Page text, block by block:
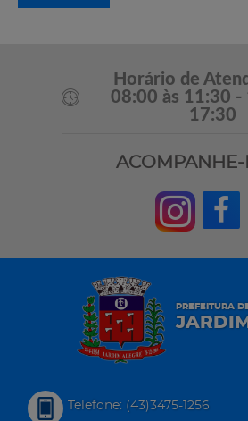
Horário de
08:00 às 11:30 -
17:30
ACOMPANHE-
PREFEITURA
Telefone: (43)3475-1256